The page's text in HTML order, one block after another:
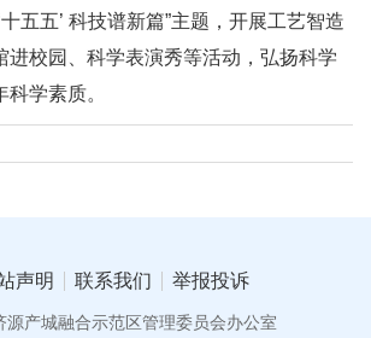
五五’ 科技谱新篇”主题，开展工艺智造
进校园、科学表演秀等活动，弘扬科学
学素质。
声明 联系我们 举报投诉
源产城融合示范区管理委员会办公室